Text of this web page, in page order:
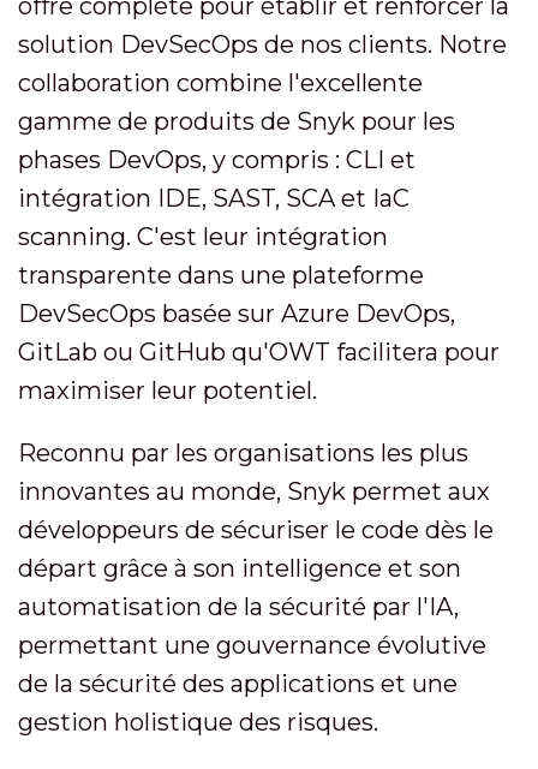
offre complète pour établir et renforcer la
solution DevSecOps de nos clients. Notre
collaboration combine l'excellente
gamme de produits de Snyk pour les
phases DevOps, y compris : CLI et
intégration IDE, SAST, SCA et IaC
scanning. C'est leur intégration
transparente dans une plateforme
DevSecOps basée sur Azure DevOps,
GitLab ou GitHub qu'OWT facilitera pour
maximiser leur potentiel.
Reconnu par les organisations les plus
innovantes au monde, Snyk permet aux
développeurs de sécuriser le code dès le
départ grâce à son intelligence et son
automatisation de la sécurité par l'IA,
permettant une gouvernance évolutive
de la sécurité des applications et une
gestion holistique des risques.